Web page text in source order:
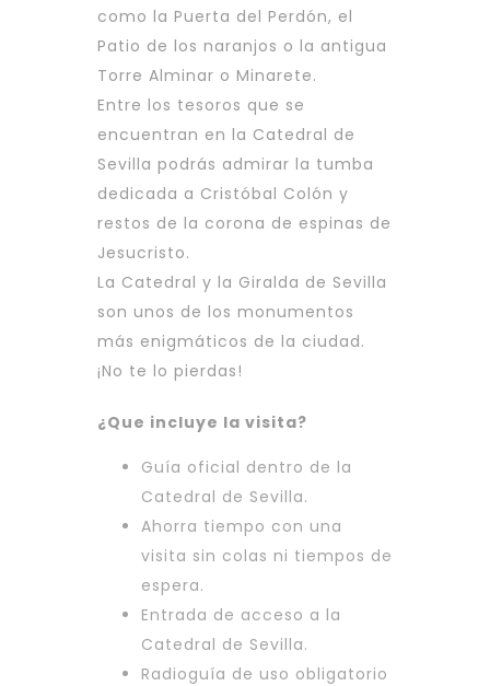
como la Puerta del Perdón, el
Patio de los naranjos o la antigua
Torre Alminar o Minarete.
Entre los tesoros que se
encuentran en la Catedral de
Sevilla podrás admirar la tumba
dedicada a Cristóbal Colón y
restos de la corona de espinas de
Jesucristo.
La Catedral y la Giralda de Sevilla
son unos de los monumentos
más enigmáticos de la ciudad.
¡No te lo pierdas!
¿Que incluye la visita?
Guía oficial dentro de la
Catedral de Sevilla.
Ahorra tiempo con una
visita sin colas ni tiempos de
espera.
Entrada de acceso a la
Catedral de Sevilla.
Radioguía de uso obligatorio